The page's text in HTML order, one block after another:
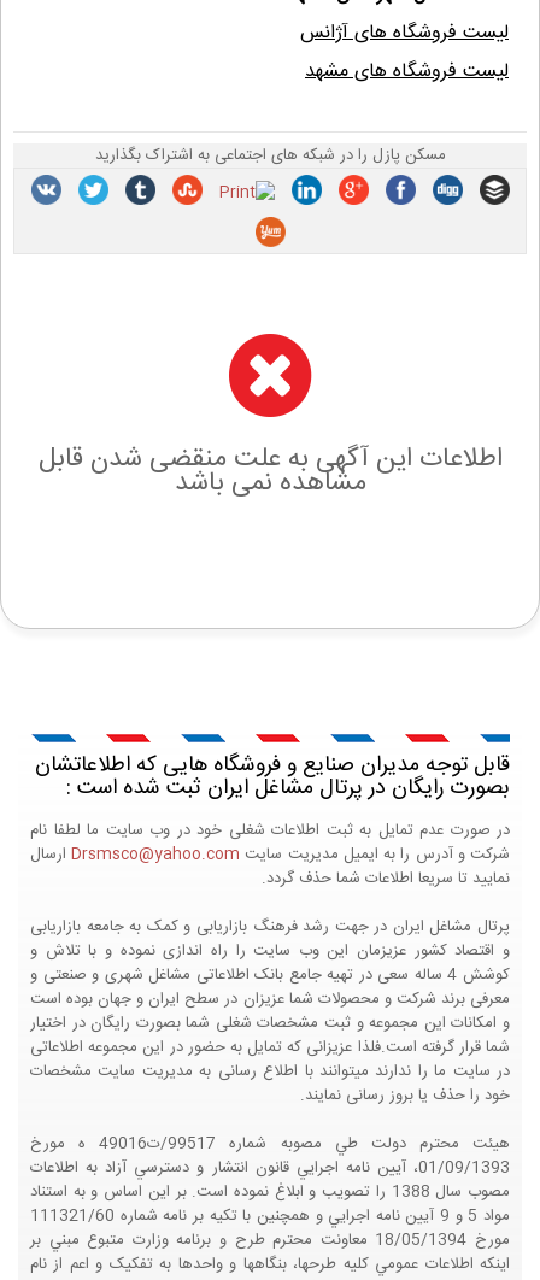
لیست فروشگاه های آژانس
لیست فروشگاه های مشهد
مسکن پازل را در شبکه های اجتماعی به اشتراک بگذارید
اطلاعات این آگهی به علت منقضی شدن قابل
مشاهده نمی باشد
قابل توجه مدیران صنایع و فروشگاه هایی که اطلاعاتشان
بصورت رایگان در پرتال مشاغل ایران ثبت شده است :
در صورت عدم تمایل به ثبت اطلاعات شغلی خود در وب سایت ما لطفا نام
شرکت و آدرس را به ایمیل مدیریت سایت Drsmsco@yahoo.comارسال
نمایید تا سریعا اطلاعات شما حذف گردد.
پرتال مشاغل ایران در جهت رشد فرهنگ بازاریابی و کمک به جامعه بازاریابی
و اقتصاد کشور عزیزمان این وب سایت را راه اندازی نموده و با تلاش و
کوشش 4 ساله سعی در تهیه جامع بانک اطلاعاتی مشاغل شهری و صنعتی و
معرفی برند شرکت و محصولات شما عزیزان در سطح ایران و جهان بوده است
و امکانات این مجموعه و ثبت مشخصات شغلی شما بصورت رایگان در اختیار
شما قرار گرفته است.فلذا عزیزانی که تمایل به حضور در این مجموعه اطلاعاتی
در سایت ما را ندارند میتوانند با اطلاع رسانی به مدیریت سایت مشخصات
خود را حذف یا بروز رسانی نمایند.
هيئت محترم دولت طي مصوبه شماره 99517/ت49016 ه مورخ
01/09/1393، آيين نامه اجرايي قانون انتشار و دسترسي آزاد به اطلاعات
مصوب سال 1388 را تصويب و ابلاغ نموده است. بر اين اساس و به استناد
مواد 5 و 9 آيين نامه اجرايي و همچنين با تکيه بر نامه شماره 111321/60
مورخ 18/05/1394 معاونت محترم طرح و برنامه وزارت متبوع مبني بر
اينکه اطلاعات عمومي کليه طرحها، بنگاهها و واحدها به تفکيک و اعم از نام